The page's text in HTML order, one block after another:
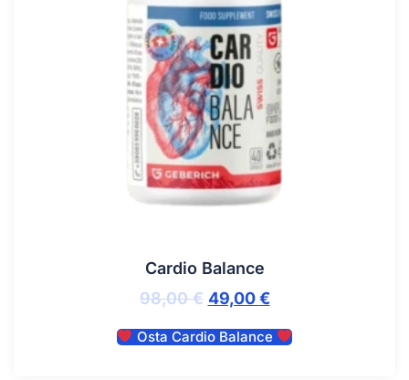
Cardio Balance
98,00€ 49,00€
Osta Cardio Balance